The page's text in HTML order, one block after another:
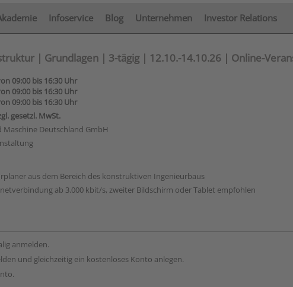
Infoservice Blog Unternehmen Investor Relations
| Grundlagen | 3-tägig | 12.10.-14.10.26 | Online-
09:00 bis 16:30 Uhr
09:00 bis 16:30 Uhr
09:00 bis 16:30 Uhr
gesetzl. MwSt.
Maschine Deutschland GmbH
aus dem Bereich des konstruktiven Ingenieurbaus
ab 3.000 kbit/s, zweiter Bildschirm oder Tablet empfohlen
anmelden.
und gleichzeitig ein kostenloses Konto anlegen.